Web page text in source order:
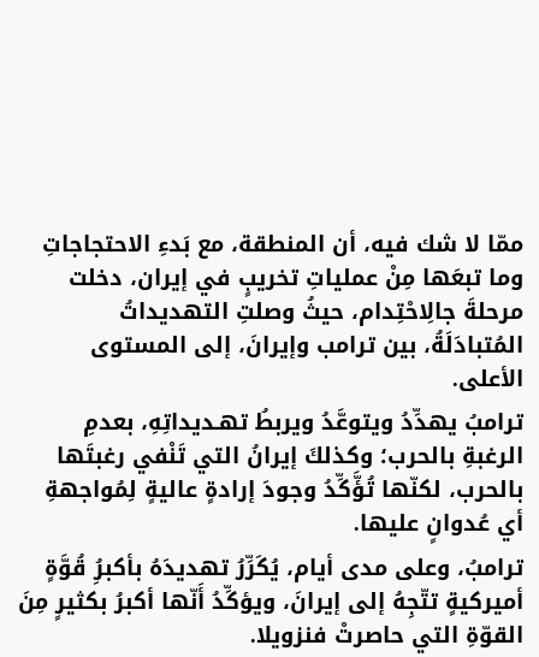
ممّا لا شك فيه، أن المنطقة، مع بَدءِ الاحتجاجاتِ
وما تبعَها مِنْ عملياتِ تخريبٍ في إيران، دخلت
مرحلةَ جالِاحْتِدام، حيثُ وصلتِ التهديداتُ
المُتبادَلَةُ، بين ترامب وإيرانَ، إلى المستوى
الأعلى.
ترامبُ يهدِّدُ ويتوعَّدُ ويربطُ تهـديداتِهِ، بعدمِ
الرغبةِ بالحرب؛ وكذلكَ إيرانُ التي تَنْفي رغبتَها
بالحرب، لكنّها تُؤَّكِّدُ وجودَ إرادةٍ عاليةٍ لِمُواجهةِ
أي عُدوانٍ عليها.
ترامبُ، وعلى مدى أيام، يُكَرِّرُ تهديدَهُ بأكبرُِ قُوَّةٍ
أميركيةٍ تتّجِهُ إلى إيرانَ، ويؤكِّدُ أَنّها أكبرُ بكثيرٍ مِنَ
القوّةِ التي حاصرتْ فنزويلا.